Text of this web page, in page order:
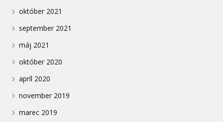
október 2021
september 2021
máj 2021
október 2020
apríl 2020
november 2019
marec 2019